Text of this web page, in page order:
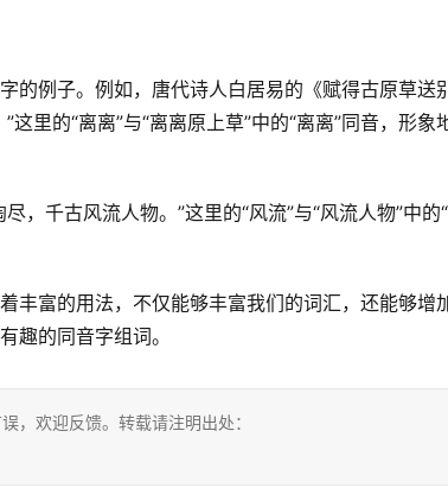
例子。例如，唐代诗人白居易的《赋得古原草送
里的“离离”与“离离原上草”中的“离离”同音，形象
千古风流人物。”这里的“风流”与“风流人物”中的
富的用法，不仅能够丰富我们的词汇，还能够增
趣的同音字组词。
，欢迎反馈。转载请注明出处：